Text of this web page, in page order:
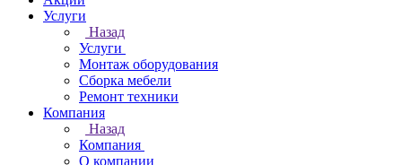
Услуги
Назад
Услуги
Монтаж оборудования
Сборка мебели
Ремонт техники
Компания
Назад
Компания
О компании